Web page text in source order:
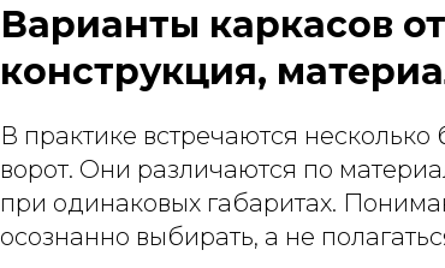
Варианты каркасов
конструкция,
В практике встречаются
ворот. Они различаются по
при одинаковых габаритах.
осознанно выбирать, а не